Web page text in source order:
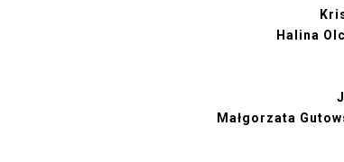
Halina
Małgorzata